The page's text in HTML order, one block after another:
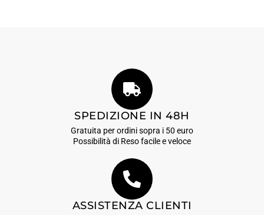
SPEDIZIONE IN 48H
Gratuita per ordini sopra i 50 euro
Possibilità di Reso facile e veloce
ASSISTENZA CLIENTI